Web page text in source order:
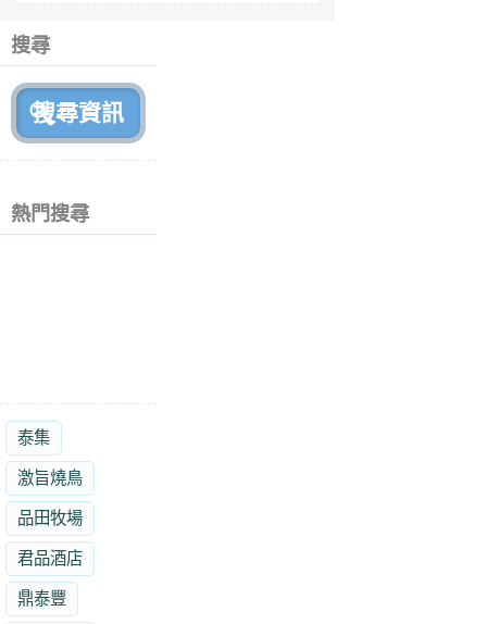
搜尋
熱門搜尋
泰集
激旨燒鳥
品田牧場
君品酒店
鼎泰豐